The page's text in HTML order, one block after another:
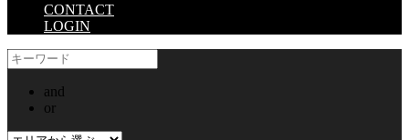
CONTACT
LOGIN
and
or